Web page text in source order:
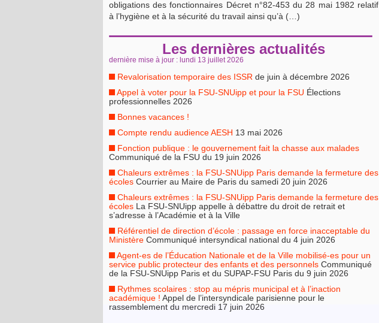
obligations des fonctionnaires Décret n°82-453 du 28 mai 1982 relatif
à l’hygiène et à la sécurité du travail ainsi qu’à (…)
Les dernières actualités
dernière mise à jour : lundi 13 juillet 2026
Revalorisation temporaire des ISSR de juin à décembre 2026
Appel à voter pour la FSU-SNUipp et pour la FSU Élections
professionnelles 2026
Bonnes vacances !
Compte rendu audience AESH 13 mai 2026
Fonction publique : le gouvernement fait la chasse aux malades
Communiqué de la FSU du 19 juin 2026
Chaleurs extrêmes : la FSU-SNUipp Paris demande la fermeture des
écoles Courrier au Maire de Paris du samedi 20 juin 2026
Chaleurs extrêmes : la FSU-SNUipp Paris demande la fermeture des
écoles La FSU-SNUipp appelle à débattre du droit de retrait et
s’adresse à l’Académie et à la Ville
Référentiel de direction d’école : passage en force inacceptable du
Ministère Communiqué intersyndical national du 4 juin 2026
Agent-es de l’Éducation Nationale et de la Ville mobilisé-es pour un
service public protecteur des enfants et des personnels Communiqué
de la FSU-SNUipp Paris et du SUPAP-FSU Paris du 9 juin 2026
Rythmes scolaires : stop au mépris municipal et à l’inaction
académique ! Appel de l’intersyndicale parisienne pour le
rassemblement du mercredi 17 juin 2026